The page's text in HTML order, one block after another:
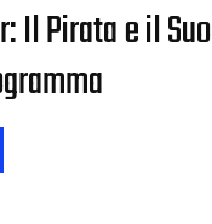
Il Pirata e il Suo